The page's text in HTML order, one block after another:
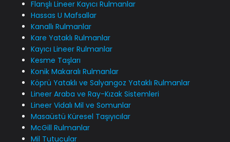
Flanşlı Lineer Kayıcı Rulmanlar
Hassas U Mafsallar
Kanallı Rulmanlar
Kare Yataklı Rulmanlar
Kayıcı Lineer Rulmanlar
Kesme Taşları
Konik Makaralı Rulmanlar
Köprü Yataklı ve Salyangoz Yataklı Rulmanlar
Lineer Araba ve Ray-Kızak Sistemleri
Lineer Vidalı Mil ve Somunlar
Masaüstü Küresel Taşıyıcılar
McGill Rulmanlar
Mil Tutucular